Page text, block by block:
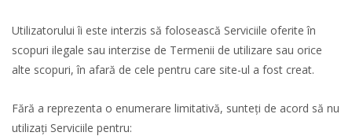
Utilizatorului îi este interzis să folosească Serviciile oferite în
scopuri ilegale sau interzise de Termenii de utilizare sau orice
alte scopuri, în afară de cele pentru care site-ul a fost creat.
Fără a reprezenta o enumerare limitativă, sunteți de acord să nu
utilizați Serviciile pentru: